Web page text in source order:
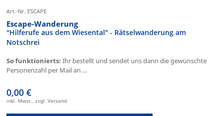
Art.-Nr. ESCAPE
Escape-Wanderung
"Hilferufe aus dem Wiesental" - Rätselwanderung am
Notschrei
So funktionierts: Ihr bestellt und sendet uns dann die gewünschte
Personenzahl per Mail an ...
0,00 €
inkl. Mwst., zzgl. Versand